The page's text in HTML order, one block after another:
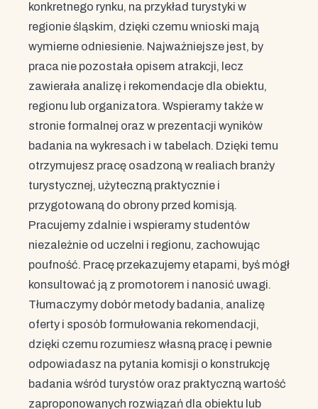
konkretnego rynku, na przykład turystyki w
regionie śląskim, dzięki czemu wnioski mają
wymierne odniesienie. Najważniejsze jest, by
praca nie pozostała opisem atrakcji, lecz
zawierała analizę i rekomendacje dla obiektu,
regionu lub organizatora. Wspieramy także w
stronie formalnej oraz w prezentacji wyników
badania na wykresach i w tabelach. Dzięki temu
otrzymujesz pracę osadzoną w realiach branży
turystycznej, użyteczną praktycznie i
przygotowaną do obrony przed komisją.
Pracujemy zdalnie i wspieramy studentów
niezależnie od uczelni i regionu, zachowując
poufność. Pracę przekazujemy etapami, byś mógł
konsultować ją z promotorem i nanosić uwagi.
Tłumaczymy dobór metody badania, analizę
oferty i sposób formułowania rekomendacji,
dzięki czemu rozumiesz własną pracę i pewnie
odpowiadasz na pytania komisji o konstrukcję
badania wśród turystów oraz praktyczną wartość
zaproponowanych rozwiązań dla obiektu lub